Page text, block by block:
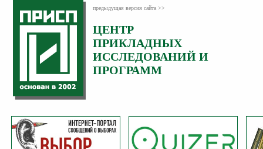
предыдущая версия сайта >>
ЦЕНТР
ПРИКЛАДНЫХ
ИССЛЕДОВАНИЙ И
ПРОГРАММ
Категория:
Комментарии